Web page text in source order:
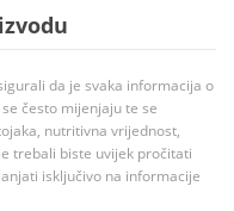
da je svaka informacija o
često mijenjaju te se
nutritivna vrijednost,
trebali biste uvijek pročitati
isključivo na informacije